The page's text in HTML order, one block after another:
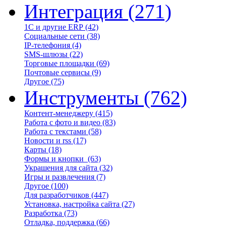
Интеграция (271)
1С и другие ERP (42)
Социальные сети (38)
IP-телефония (4)
SMS-шлюзы (22)
Торговые площадки (69)
Почтовые сервисы (9)
Другое (75)
Инструменты (762)
Контент-менеджеру (415)
Работа с фото и видео (83)
Работа с текстами (58)
Новости и rss (17)
Карты (18)
Формы и кнопки (63)
Украшения для сайта (32)
Игры и развлечения (7)
Другое (100)
Для разработчиков (447)
Установка, настройка сайта (27)
Разработка (73)
Отладка, поддержка (66)